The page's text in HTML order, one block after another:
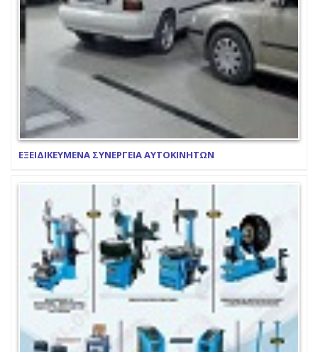
ΕΞΕΙΔΙΚΕΥΜΕΝΑ ΣΥΝΕΡΓΕΙΑ ΑΥΤΟΚΙΝΗΤΩΝ